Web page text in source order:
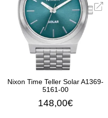
Nixon Time Teller Solar A1369-
5161-00
148,00€